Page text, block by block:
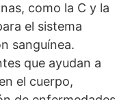
como la C y la
el sistema
sanguínea.
que ayudan a
el cuerpo,